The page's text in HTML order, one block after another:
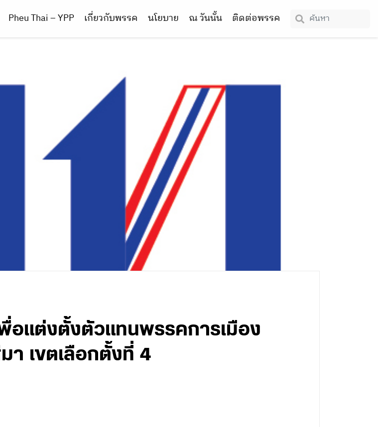
Pheu Thai – YPP เกี่ยวกับพรรค นโยบาย ณ วันนั้น ติดต่อพรรค
อแต่งตั้งตัวแทนพรรคการเมือง
า เขตเลือกตั้งที่ 4